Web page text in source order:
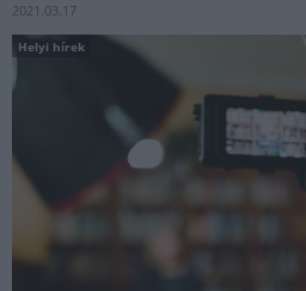
2021.03.17
Helyi hírek